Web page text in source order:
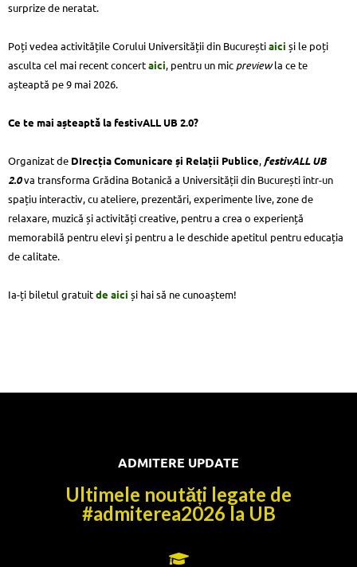
surprize de neratat.
Poți vedea activitățile Corului Universității din Bucureștiaici și le poți
asculta cel mai recent concertaici, pentru un mic previewla ce te
așteaptă pe 9 mai 2026.
Ce te mai așteaptă la festivALL UB 2.0?
Organizat de DIrecția Comunicare și Relații Publice, festivALL UB
2.0va transforma Grădina Botanică a Universității din București într-un
spațiu interactiv, cu ateliere, prezentări, experimente live, zone de
relaxare, muzică și activități creative, pentru a crea o experiență
memorabilă pentru elevi și pentru a le deschide apetitul pentru educația
de calitate.
Ia-ți biletul gratuitde aici și hai să ne cunoaștem!
ADMITERE UPDATE
Ultimele noutăți legate de
#admiterea2026 la UB